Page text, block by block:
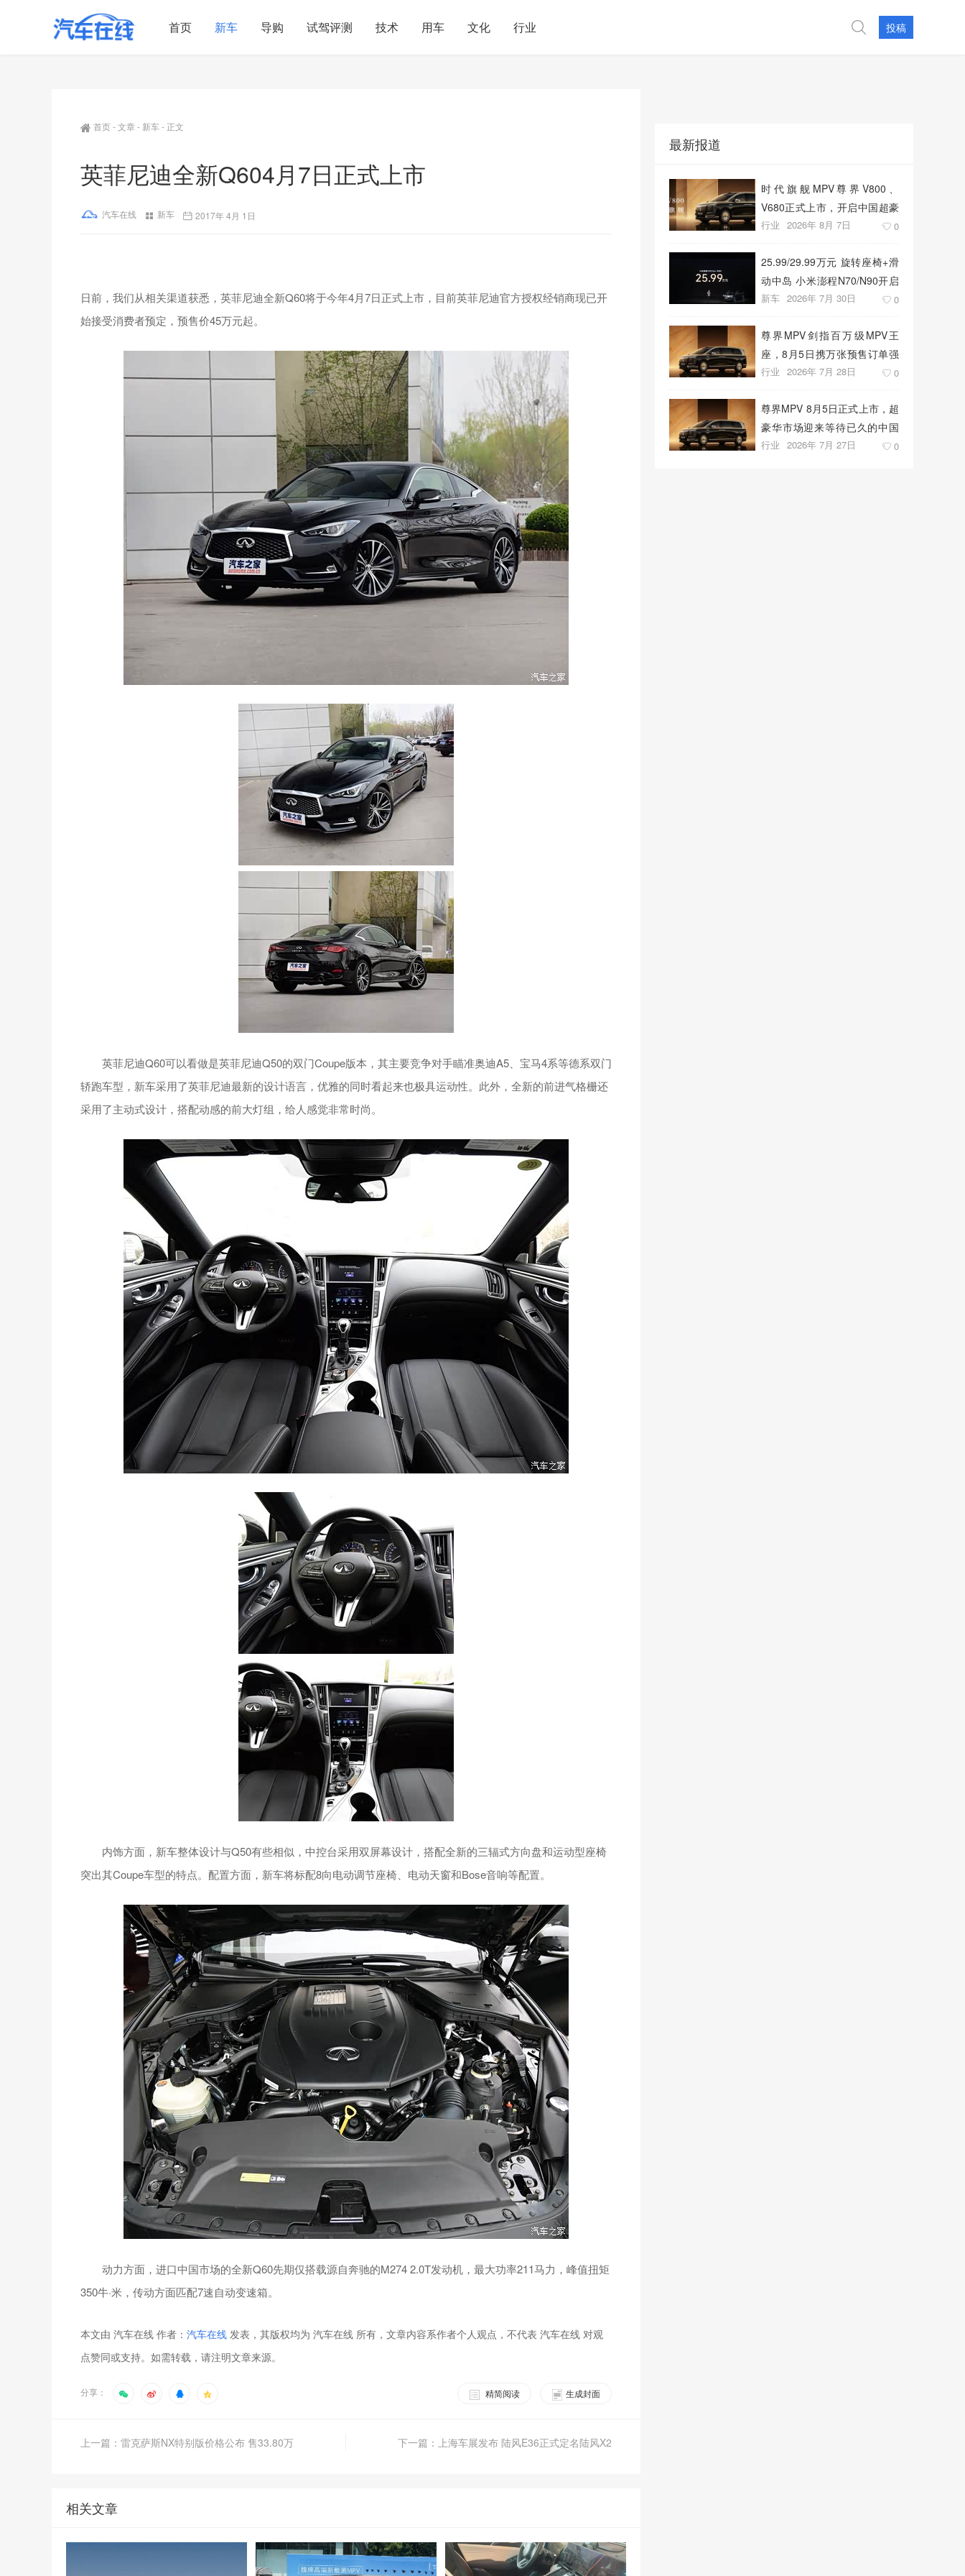
首页 新车 导购 试驾评测 技术 用车 文化 行业 投稿
首页-文章- 新车- 正文
英菲尼迪全新Q604月7日正式上市
汽车在线 新车 2017年 4月 1日
日前，我们从相关渠道获悉，英菲尼迪全新Q60将于今年4月7日正式上市，目前英菲尼迪官方授权经销商现已开
始接受消费者预定，预售价45万元起。
英菲尼迪Q60可以看做是英菲尼迪Q50的双门Coupe版本，其主要竞争对手瞄准奥迪A5、宝马4系等德系双门
轿跑车型，新车采用了英菲尼迪最新的设计语言，优雅的同时看起来也极具运动性。此外，全新的前进气格栅还
采用了主动式设计，搭配动感的前大灯组，给人感觉非常时尚。
内饰方面，新车整体设计与Q50有些相似，中控台采用双屏幕设计，搭配全新的三辐式方向盘和运动型座椅
突出其Coupe车型的特点。配置方面，新车将标配8向电动调节座椅、电动天窗和Bose音响等配置。
动力方面，进口中国市场的全新Q60先期仅搭载源自奔驰的M274 2.0T发动机，最大功率211马力，峰值扭矩
350牛·米，传动方面匹配7速自动变速箱。
本文由 汽车在线 作者： 汽车在线 发表，其版权均为 汽车在线 所有，文章内容系作者个人观点，不代表 汽车在线 对观
点赞同或支持。如需转载，请注明文章来源。
分享： 生成封面
精简阅读
上一篇：雷克萨斯NX特别版价格公布 售33.80万 下一篇：上海车展发布 陆风E36正式定名陆风X2
相关文章
最新报道
时代旗舰MPV尊界V800、
V680正式上市，开启中国超豪
华MPV发展新篇章
行业 2026年 8月 7日 0
25.99/29.99万元 旋转座椅+滑
动中岛 小米澎程N70/N90开启
预售
新车 2026年 7月 30日 0
尊界MPV剑指百万级MPV王
座，8月5日携万张预售订单强
势上市
行业 2026年 7月 28日 0
尊界MPV 8月5日正式上市，超
豪华市场迎来等待已久的中国
答案
行业 2026年 7月 27日 0